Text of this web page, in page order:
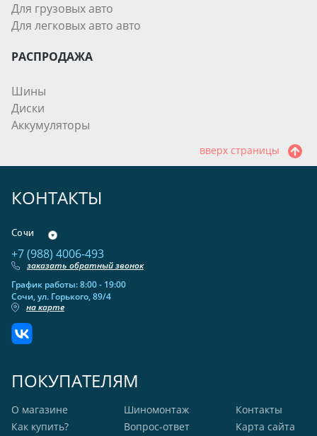
Для грузовых авто
Для легковых авто авто
РАСПРОДАЖА
Шины
Диски
Аккумуляторы
вверх страницы
КОНТАКТЫ
Сочи
+7 (988) 4006-493
заказать обратный звонок
График работы: 8:00 - 19:00
Сочи, ул. Горького, 89/4
на карте
ПОКУПАТЕЛЯМ
О магазине
Как купить?
Шиномонтаж
Вопрос-ответ
Контакты
Карта сайта